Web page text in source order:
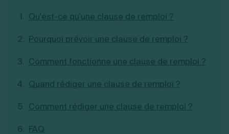
Je souhaite être accompagné
comptable LS Compta
Création de SARL
Création de SCI
Aides à la création d’entreprise
Fermeture d’une entreprise
Qu'est-ce qu'une clause de remploi ?
Pourquoi prévoir une clause de remploi ?
Comment fonctionne une clause de remploi ?
Quand rédiger une clause de remploi ?
Comment rédiger une clause de remploi ?
FAQ